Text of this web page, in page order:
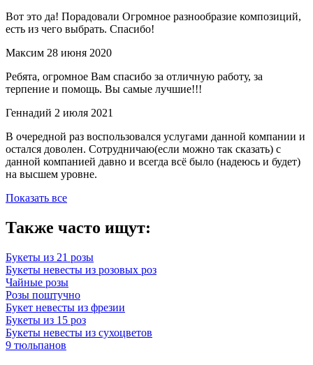
Вот это да! Порадовали Огромное разнообразие композиций,
есть из чего выбрать. Спасибо!
Максим 28 июня 2020
Ребята, огромное Вам спасибо за отличную работу, за
терпение и помощь. Вы самые лучшие!!!
Геннадий 2 июля 2021
В очередной раз воспользовался услугами данной компании и
остался доволен. Сотрудничаю(если можно так сказать) с
данной компанией давно и всегда всё было (надеюсь и будет)
на высшем уровне.
Показать все
Также часто ищут:
Букеты из 21 розы
Букеты невесты из розовых роз
Чайные розы
Розы поштучно
Букет невесты из фрезии
Букеты из 15 роз
Букеты невесты из сухоцветов
9 тюльпанов